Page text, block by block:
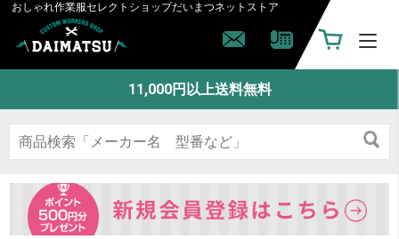
おしゃれ作業服セレクトショップだいまつネットストア
11,000円以上送料無料